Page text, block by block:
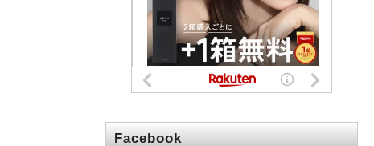
Facebook